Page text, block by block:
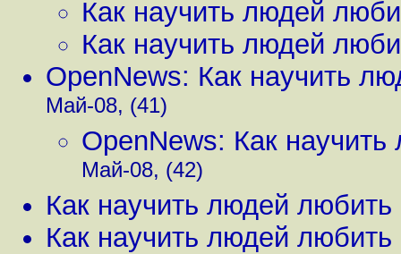
Как научить людей
Как научить людей
OpenNews: Как научить
Май-08, (41)
OpenNews: Как
Май-08, (42)
Как научить людей любить
Как научить людей любить